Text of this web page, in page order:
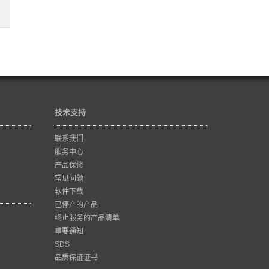
技术支持
联系我们
服务中心
产品保修
常见问题
软件下载
已停产的产品
终止服务的产品清单
重要通知
SDS
品质保证证书